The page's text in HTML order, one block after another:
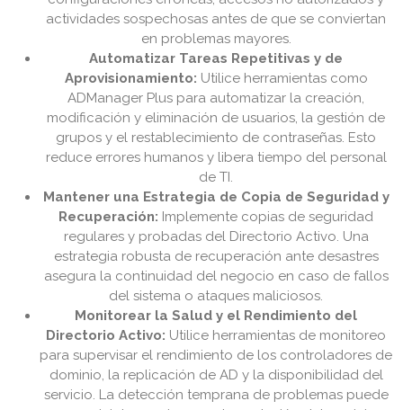
actividades sospechosas antes de que se conviertan
en problemas mayores.
Automatizar Tareas Repetitivas y de
Aprovisionamiento: Utilice herramientas como
ADManager Plus para automatizar la creación,
modificación y eliminación de usuarios, la gestión de
grupos y el restablecimiento de contraseñas. Esto
reduce errores humanos y libera tiempo del personal
de TI.
Mantener una Estrategia de Copia de Seguridad y
Recuperación: Implemente copias de seguridad
regulares y probadas del Directorio Activo. Una
estrategia robusta de recuperación ante desastres
asegura la continuidad del negocio en caso de fallos
del sistema o ataques maliciosos.
Monitorear la Salud y el Rendimiento del
Directorio Activo: Utilice herramientas de monitoreo
para supervisar el rendimiento de los controladores de
dominio, la replicación de AD y la disponibilidad del
servicio. La detección temprana de problemas puede